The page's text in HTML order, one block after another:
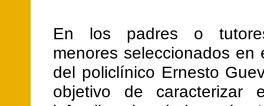
En los padres o
menores seleccionados en
del policlínico Ernesto
objetivo de caracterizar